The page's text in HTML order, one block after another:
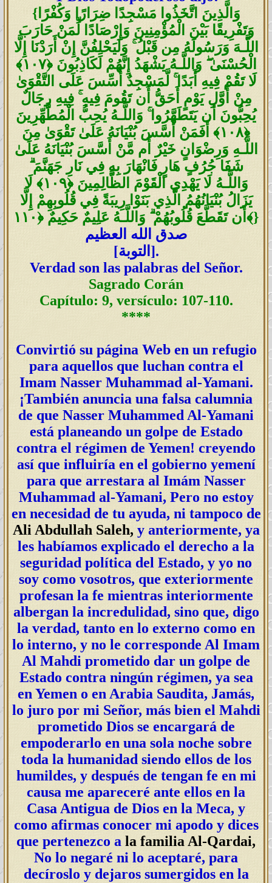
{وَالَّذِينَ اتَّخَذُوا مَسْجِدًا ضِرَارًا وَكُفْرًا
وَتَفْرِيقًا بَيْنَ الْمُؤْمِنِينَ وَإِرْصَادًا لِّمَنْ حَارَبَ
اللَّـهَ وَرَسُولَهُ مِن قَبْلُ ۚ وَلَيَحْلِفُنَّ إِنْ أَرَدْنَا إِلَّا
الْحُسْنَىٰ ۖ وَاللَّـهُ يَشْهَدُ إِنَّهُمْ لَكَاذِبُونَ ﴿١٠٧﴾
لَا تَقُمْ فِيهِ أَبَدًا ۚ لَّمَسْجِدٌ أُسِّسَ عَلَى التَّقْوَىٰ
مِنْ أَوَّلِ يَوْمٍ أَحَقُّ أَن تَقُومَ فِيهِ ۚ فِيهِ رِجَالٌ
يُحِبُّونَ أَن يَتَطَهَّرُوا ۚ وَاللَّـهُ يُحِبُّ الْمُطَّهِّرِينَ
﴿١٠٨﴾ أَفَمَنْ أَسَّسَ بُنْيَانَهُ عَلَىٰ تَقْوَىٰ مِنَ
اللَّـهِ وَرِضْوَانٍ خَيْرٌ أَم مَّنْ أَسَّسَ بُنْيَانَهُ عَلَىٰ
شَفَا جُرُفٍ هَارٍ فَانْهَارَ بِهِ فِي نَارِ جَهَنَّمَ ۗ
وَاللَّـهُ لَا يَهْدِي الْقَوْمَ الظَّالِمِينَ ﴿١٠٩﴾ لَا
يَزَالُ بُنْيَانُهُمُ الَّذِي بَنَوْا رِيبَةً فِي قُلُوبِهِمْ إِلَّا
أَن تَقَطَّعَ قُلُوبُهُمْ ۗ وَاللَّـهُ عَلِيمٌ حَكِيمٌ ﴿١١٠﴾}
صدق الله العظيم
[التوبة ].
Verdad son las palabras del Señor.
Sagrado Corán
Capítulo: 9, versículo: 107-110.
****
Convirtió su página Web en un refugio
para aquellos que luchan contra el
Imam Nasser Muhammad al-Yamani.
¡También anuncia una falsa calumnia
de que Nasser Muhammed Al-Yamani
está planeando un golpe de Estado
contra el régimen de Yemen! creyendo
así que influiría en el gobierno yemení
para que arrestara al Imám Nasser
Muhammad al-Yamani, Pero no estoy
en necesidad de tu ayuda, ni tampoco de
Ali Abdullah Saleh, y anteriormente, ya
les habíamos explicado el derecho a la
seguridad política del Estado, y yo no
soy como vosotros, que exteriormente
profesan la fe mientras interiormente
albergan la incredulidad, sino que, digo
la verdad, tanto en lo externo como en
lo interno, y no le corresponde Al Imam
Al Mahdi prometido dar un golpe de
Estado contra ningún régimen, ya sea
en Yemen o en Arabia Saudita, Jamás,
lo juro por mi Señor, más bien el Mahdi
prometido Dios se encargará de
empoderarlo en una sola noche sobre
toda la humanidad siendo ellos de los
humildes, y después de tengan fe en mi
causa me apareceré ante ellos en la
Casa Antigua de Dios en la Meca, y
como afirmas conocer mi apodo y dices
que pertenezco a la familia Al-Qardai,
No lo negaré ni lo aceptaré, para
decíroslo y dejaros sumergidos en la